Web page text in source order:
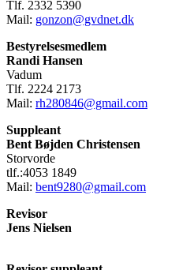
Tlf. 2332 5390
Mail: gonzon@gvdnet.dk
Bestyrelsesmedlem
Randi Hansen
Vadum
Tlf. 2224 2173
Mail: rh280846@gmail.com
Suppleant
Bent Bøjden Christensen
Storvorde
tlf.:4053 1849
Mail: bent9280@gmail.com
Revisor
Jens Nielsen